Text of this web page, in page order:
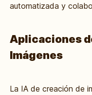
automatizada y
Aplicaciones
Imágenes
La IA de creación de